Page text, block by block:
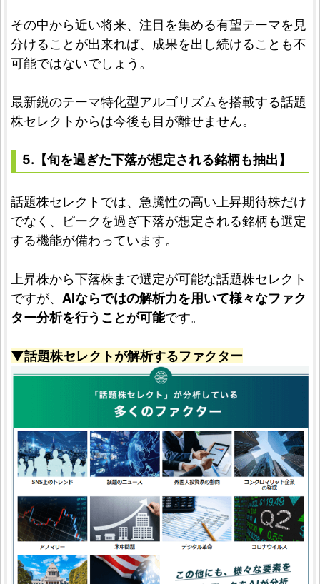
その中から近い将来、注目を集める有望テーマを見
分けることが出来れば、成果を出し続けることも不
可能ではないでしょう。
最新鋭のテーマ特化型アルゴリズムを搭載する話題
株セレクトからは今後も目が離せません。
5.【旬を過ぎた下落が想定される銘柄も抽出】
話題株セレクトでは、急騰性の高い上昇期待株だけ
でなく、ピークを過ぎ下落が想定される銘柄も選定
する機能が備わっています。
上昇株から下落株まで選定が可能な話題株セレクト
ですが、 AIならではの解析力を用いて様々なファク
ター分析を行うことが可能です。
▼話題株セレクトが解析するファクター